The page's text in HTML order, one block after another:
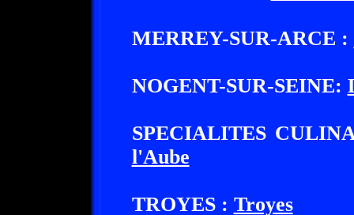
MERREY-SUR-ARCE :
NOGENT-SUR-SEINE:
SPECIALITES
l'Aube
TROYES : Troyes